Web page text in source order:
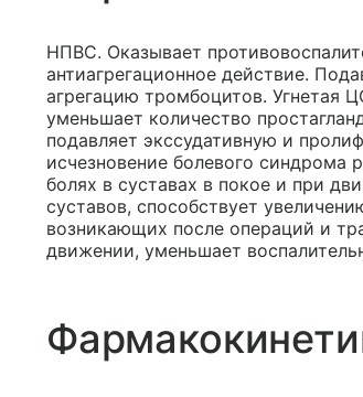
НПВС. Оказывает
антиагрегационное действие.
агрегацию тромбоцитов. Угнетая
уменьшает количество
подавляет экссудативную и
исчезновение болевого синдрома
болях в суставах в покое и при
суставов, способствует
возникающих после операций и
движении, уменьшает